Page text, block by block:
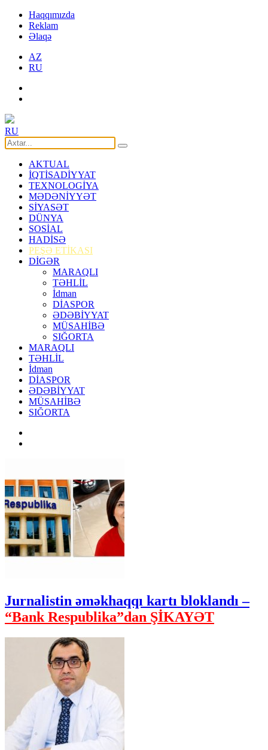
Haqqımızda
Reklam
Əlaqə
AZ
RU
RU
AKTUAL
İQTİSADİYYAT
TEXNOLOGİYA
MƏDƏNİYYƏT
SİYASƏT
DÜNYA
SOSİAL
HADİSƏ
PEŞƏ ETİKASI
DİGƏR
MARAQLI
TƏHLİL
İdman
DİASPOR
ƏDƏBİYYAT
MÜSAHİBƏ
SIĞORTA
MARAQLI
TƏHLİL
İdman
DİASPOR
ƏDƏBİYYAT
MÜSAHİBƏ
SIĞORTA
Jurnalistin əməkhaqqı kartı bloklandı –
“Bank Respublika”dan ŞİKAYƏT